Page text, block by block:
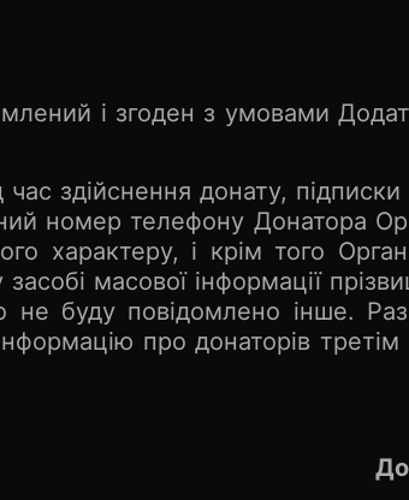
і згоден з умовами
здійснення донату,
номер телефону Донатора
характеру, і крім того
масової інформації
не буду повідомлено інше.
про донаторів